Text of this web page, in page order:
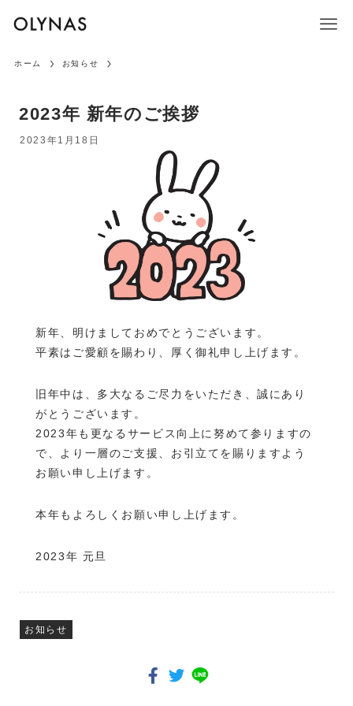
ホーム お知らせ
2023年 新年のご挨拶
2023年1月18日
新年、明けましておめでとうございます。
平素はご愛顧を賜わり、厚く御礼申し上げます。
旧年中は、多大なるご尽力をいただき、誠にあり
がとうございます。
2023年も更なるサービス向上に努めて参りますの
で、より一層のご支援、お引立てを賜りますよう
お願い申し上げます。
本年もよろしくお願い申し上げます。
2023年 元旦
お知らせ